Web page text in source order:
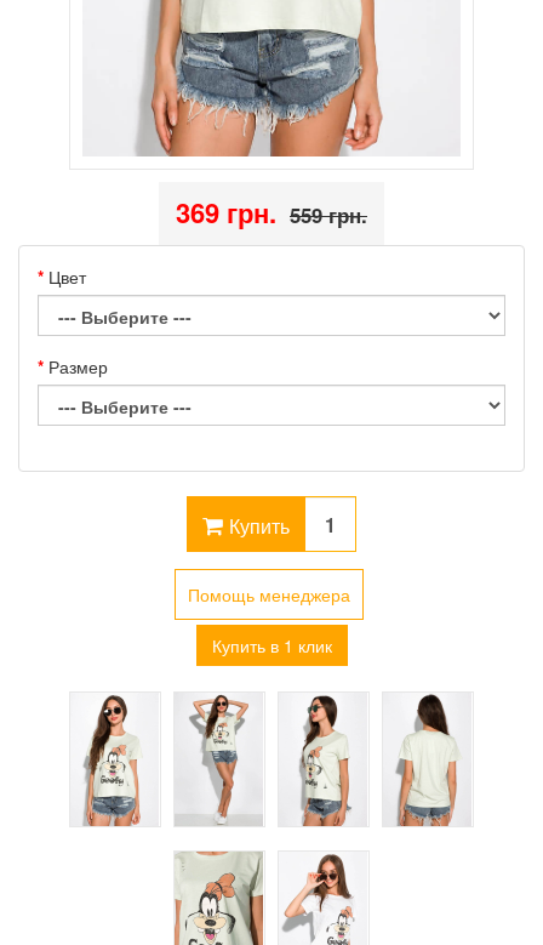
369 грн. 559 грн.
Цвет
Размер
Купить
Помощь менеджера
Купить в 1 клик